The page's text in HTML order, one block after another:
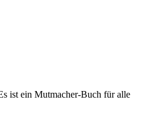
ist ein Mutmacher-Buch für alle